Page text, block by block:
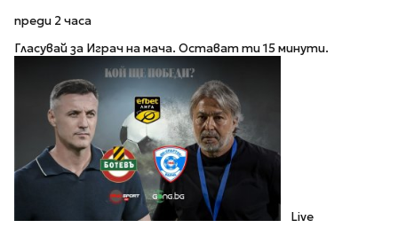
преди 2 часа
Гласувай за Играч на мача. Остават ти 15 минути.
Live